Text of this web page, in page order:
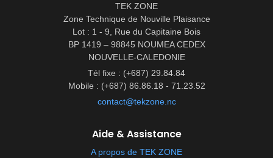
TEK ZONE
Zone Technique de Nouville Plaisance
Lot : 1 - 9, Rue du Capitaine Bois
BP 1419 – 98845 NOUMEA CEDEX
NOUVELLE-CALEDONIE
Tél fixe : (+687) 29.84.84
Mobile : (+687) 86.86.18 - 71.23.52
contact@tekzone.nc
Aide & Assistance
A propos de TEK ZONE